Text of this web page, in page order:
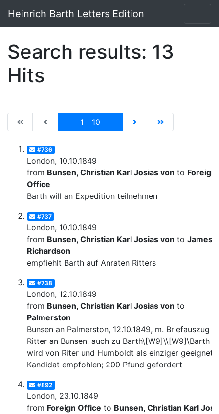
Heinrich Barth Letters Edition
Search results: 13
Hits
|de:Erste Seite|en:First results page|
|de:Vorhergehende Seite|en:Previous results
1 - 10 |de:Nächste
|de:Letzte
#736
London, 10.10.1849
from Bunsen, Christian Karl Josias von to Foreign
Office
Barth will an Expedition teilnehmen
#737
London, 10.10.1849
from Bunsen, Christian Karl Josias von to James
Richardson
empfiehlt Barth auf Anraten Ritters
#738
London, 12.10.1849
from Bunsen, Christian Karl Josias von to
Palmerston
Bunsen an Palmerston, 12.10.1849, m. Briefauszug
Ritter an Bunsen, auch zu Barth\[W9]\\[W9]\Barth
wird von Riter und Humboldt als einziger
Kandidat empfohlen; 200 Pfund gefordert
#892
London, 23.10.1849
from Foreign Office to Bunsen, Christian Karl